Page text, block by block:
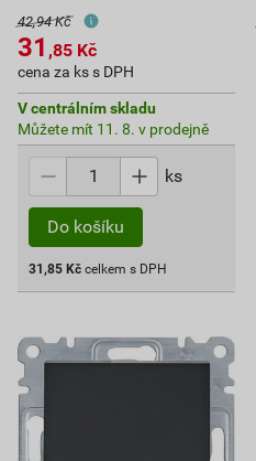
42,94 Kč
31 ,85 Kč
cena za ks s DPH
V centrálním skladu
Můžete mít 11. 8. v prodejně
ks
Do košíku
31,85 Kč celkem s DPH